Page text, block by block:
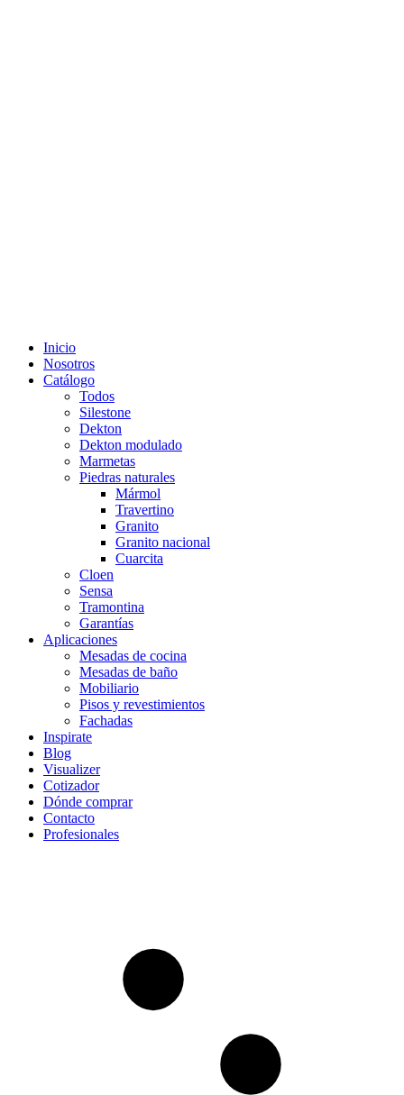
Inicio
Nosotros
Catálogo
Todos
Silestone
Dekton
Dekton modulado
Marmetas
Piedras naturales
Mármol
Travertino
Granito
Granito nacional
Cuarcita
Cloen
Sensa
Tramontina
Garantías
Aplicaciones
Mesadas de cocina
Mesadas de baño
Mobiliario
Pisos y revestimientos
Fachadas
Inspirate
Blog
Visualizer
Cotizador
Dónde comprar
Contacto
Profesionales